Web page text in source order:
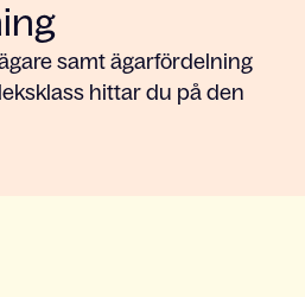
samt ägarfördelning
hittar du på den